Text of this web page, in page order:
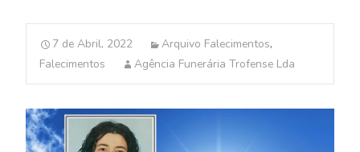
7 de Abril, 2022 Arquivo Falecimentos,
Falecimentos
Agência Funerária Trofense Lda